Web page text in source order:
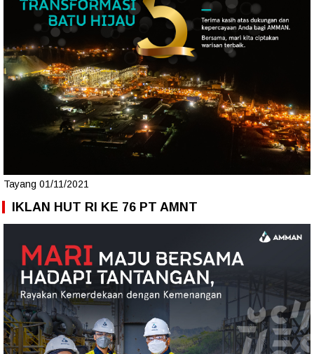
Tayang 01/11/2021
IKLAN HUT RI KE 76 PT AMNT